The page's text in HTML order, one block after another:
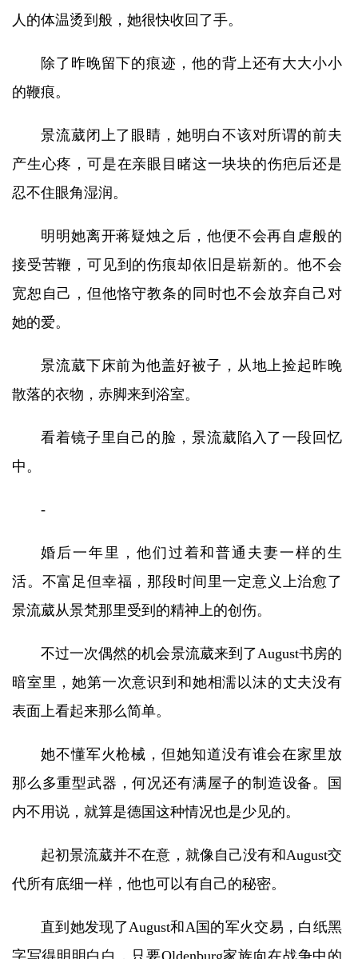
人的体温烫到般，她很快收回了手。
除了昨晚留下的痕迹，他的背上还有大大小小
的鞭痕。
景流葳闭上了眼睛，她明白不该对所谓的前夫
产生心疼，可是在亲眼目睹这一块块的伤疤后还是
忍不住眼角湿润。
明明她离开蒋疑烛之后，他便不会再自虐般的
接受苦鞭，可见到的伤痕却依旧是崭新的。他不会
宽恕自己，但他恪守教条的同时也不会放弃自己对
她的爱。
景流葳下床前为他盖好被子，从地上捡起昨晚
散落的衣物，赤脚来到浴室。
看着镜子里自己的脸，景流葳陷入了一段回忆
中。
-
婚后一年里，他们过着和普通夫妻一样的生
活。不富足但幸福，那段时间里一定意义上治愈了
景流葳从景梵那里受到的精神上的创伤。
不过一次偶然的机会景流葳来到了August书房的
暗室里，她第一次意识到和她相濡以沫的丈夫没有
表面上看起来那么简单。
她不懂军火枪械，但她知道没有谁会在家里放
那么多重型武器，何况还有满屋子的制造设备。国
内不用说，就算是德国这种情况也是少见的。
起初景流葳并不在意，就像自己没有和August交
代所有底细一样，他也可以有自己的秘密。
直到她发现了August和A国的军火交易，白纸黑
字写得明明白白，只要Oldenburg家族向在战争中的